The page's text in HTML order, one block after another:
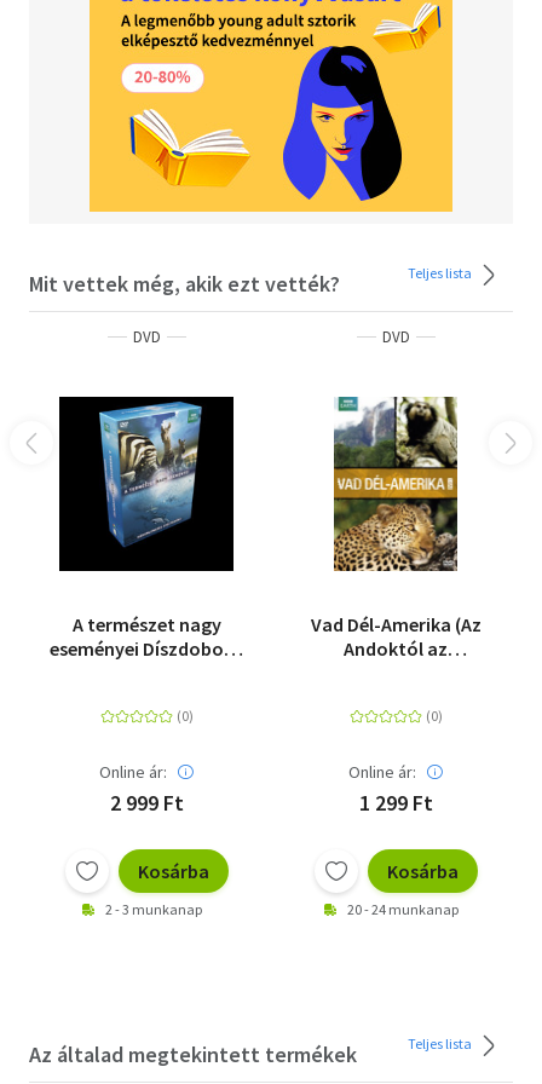
NFT-1218-1/2013-NFT-1218-8/2013 - Korhatár nélkül
megtekinthető.
Mit vettek még, akik ezt vették? Teljes lista
DVD
A természet nagy
eseményei Díszdoboz -
Online ár:
2 999 Ft
Kosárba
2 - 3 munkanap
DVD
Vad Dél-Amerika (Az
Andoktól az
Online ár:
1 299 Ft
Kosárba
20 - 24 munkanap
Az általad megtekintett termékek Teljes lista